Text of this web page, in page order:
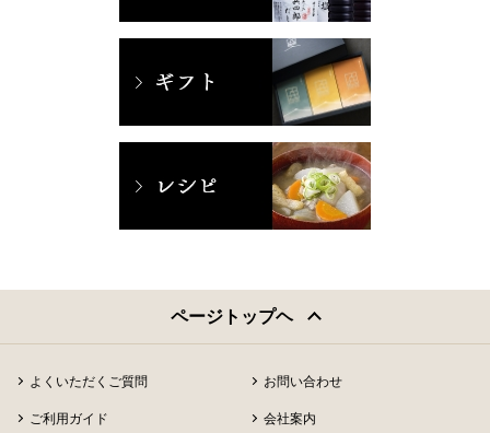
ページトップヘ
よくいただくご質問 お問い合わせ
ご利用ガイド 会社案内